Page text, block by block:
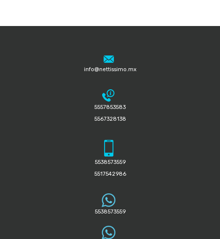
info@nettissimo.mx
5557853583
5567328138
5538573559
5517542986
5538573559